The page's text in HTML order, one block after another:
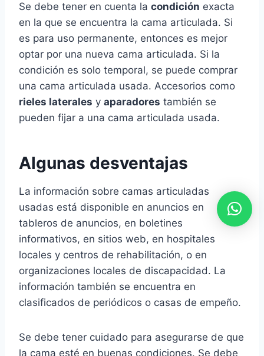
Se debe tener en cuenta la condición exacta
en la que se encuentra la cama articulada. Si
es para uso permanente, entonces es mejor
optar por una nueva cama articulada. Si la
condición es solo temporal, se puede comprar
una cama articulada usada. Accesorios como
rieles laterales y aparadores también se
pueden fijar a una cama articulada usada.
Algunas desventajas
La información sobre camas articuladas
usadas está disponible en anuncios en
tableros de anuncios, en boletines
informativos, en sitios web, en hospitales
locales y centros de rehabilitación, o en
organizaciones locales de discapacidad. La
información también se encuentra en
clasificados de periódicos o casas de empeño.
Se debe tener cuidado para asegurarse de que
la cama esté en buenas condiciones. Se debe